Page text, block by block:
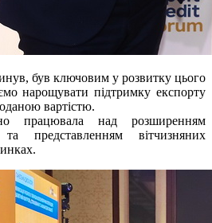
був ключовим у розвитку цього
нарощувати підтримку експорту
вартістю.
працювала над розширенням
представленням вітчизняних